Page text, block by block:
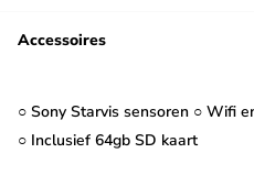
Accessoires
○ Sony Starvis sensoren ○ Wifi
○ Inclusief 64gb SD kaart